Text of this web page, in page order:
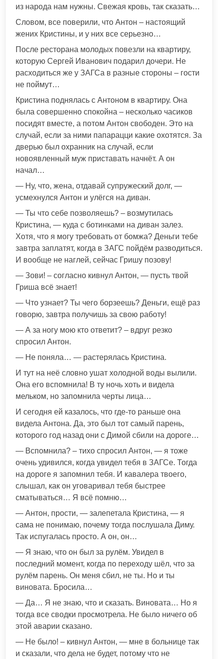
из народа нам нужны. Свежая кровь, так сказать…
Словом, все поверили, что Антон – настоящий
жених Кристины, и у них все серьезно…
После ресторана молодых повезли на квартиру,
которую Сергей Иванович подарил дочери. Не
расходиться же у ЗАГСа в разные стороны – гости
не поймут…
Кристина поднялась с Антоном в квартиру. Она
была совершенно спокойна – несколько часиков
посидят вместе, а потом Антон свободен. Это на
случай, если за ними папарацци какие охотятся. За
дверью был охранник на случай, если
новоявленный муж приставать начнёт. А он
начал…
— Ну, что, жена, отдавай супружеский долг, —
усмехнулся Антон и улёгся на диван.
— Ты что себе позволяешь? – возмутилась
Кристина, — куда с ботинками на диван залез.
Хотя, что я могу требовать от бомжа? Деньги тебе
завтра заплатят, когда в ЗАГС пойдём разводиться.
И вообще не наглей, сейчас Гришу позову!
— Зови! – согласно кивнул Антон, — пусть твой
Гриша всё знает!
— Что узнает? Ты чего борзеешь? Деньги, ещё раз
говорю, завтра получишь за свою работу!
— А за ногу мою кто ответит? – вдруг резко
спросил Антон.
— Не поняла… — растерялась Кристина.
И тут на неё словно ушат холодной воды вылили.
Она его вспомнила! В ту ночь хоть и видела
мельком, но запомнила черты лица…
И сегодня ей казалось, что где-то раньше она
видела Антона. Да, это был тот самый парень,
которого год назад они с Димой сбили на дороге…
— Вспомнила? – тихо спросил Антон, — я тоже
очень удивился, когда увидел тебя в ЗАГСе. Тогда
на дороге я запомнил тебя. И кавалера твоего,
слышал, как он уговаривал тебя быстрее
сматываться… Я всё помню…
— Антон, прости, — залепетала Кристина, — я
сама не понимаю, почему тогда послушала Диму.
Так испугалась просто. А он, он…
— Я знаю, что он был за рулём. Увидел в
последний момент, когда по переходу шёл, что за
рулём парень. Он меня сбил, не ты. Но и ты
виновата. Бросила…
— Да… Я не знаю, что и сказать. Виновата… Но я
тогда все сводки просмотрела. Не было ничего об
этой аварии сказано.
— Не было! – кивнул Антон, — мне в больнице так
и сказали, что дела не будет, потому что не